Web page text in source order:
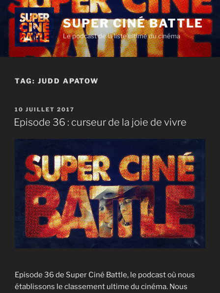
Aller
contenu
principal
SUPER CINÉ BATTLE
Le podcast de la liste ultime du cinéma
TAG: JUDD APATOW
PUBLIÉ
LE
10 JUILLET 2017
Episode 36 : curseur de la joie de vivre
Episode 36 de Super Ciné Battle, le podcast où nous
établissons le classement ultime du cinéma. Nous